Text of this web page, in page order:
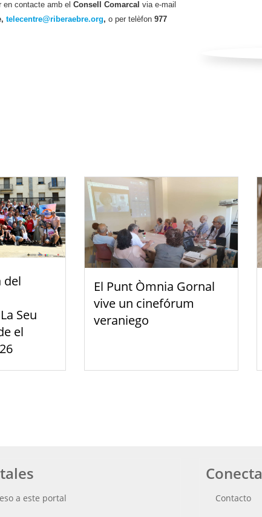
contacte amb el Consell Comarcal via e-mail
telecentre@riberaebre.org, o per telèfon 977
del
Seu
el
El Punt Òmnia Gornal
vive un cinefórum
veraniego
a este portal
Conecta
Contacto